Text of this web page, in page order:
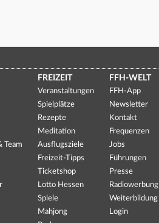
Team
FREIZEIT
Veranstaltungen
Spielplätze
Rezepte
Meditation
Ausflugsziele
Freizeit-Tipps
Ticketshop
Lotto Hessen
Spiele
Mahjong
FFH-WELT
FFH-App
Newsletter
Kontakt
Frequenzen
Jobs
Führungen
Presse
Radiowerbung
Weiterbildung
Login